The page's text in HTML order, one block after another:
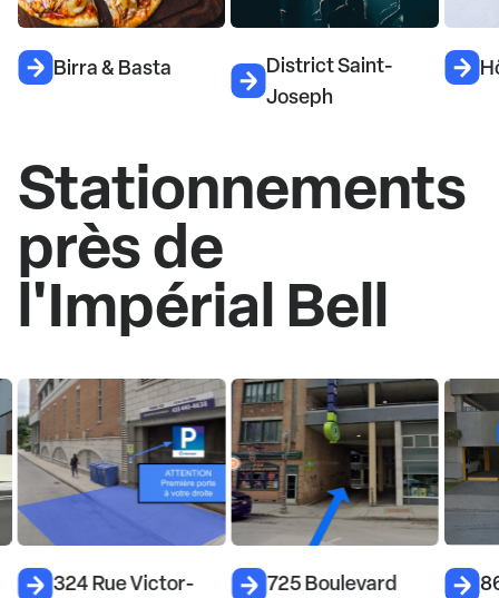
Birra & Basta
District Saint-
Joseph
Stationnements
près de
l'Impérial Bell
324 Rue Victor-
725 Boulevard